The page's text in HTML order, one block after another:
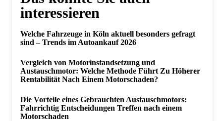
interessieren
Welche Fahrzeuge in Köln aktuell besonders gefragt
sind – Trends im Autoankauf 2026
Vergleich von Motorinstandsetzung und
Austauschmotor: Welche Methode Führt Zu Höherer
Rentabilität Nach Einem Motorschaden?
Die Vorteile eines Gebrauchten Austauschmotors:
Fahrrichtig Entscheidungen Treffen nach einem
Motorschaden